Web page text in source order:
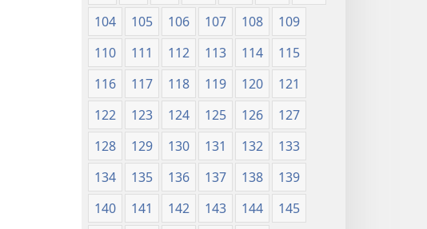
104
105 106 107 108
109
110
111 112 113 114
115
116
117 118 119 120
121
122
123 124 125 126
127
128
129 130 131 132
133
134
135 136 137 138
139
140
141 142 143 144
145